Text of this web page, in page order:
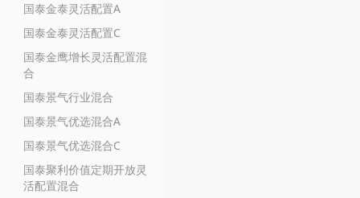
国泰金泰灵活配置A
国泰金泰灵活配置C
国泰金鹰增长灵活配置混
合
国泰景气行业混合
国泰景气优选混合A
国泰景气优选混合C
国泰聚利价值定期开放灵
活配置混合